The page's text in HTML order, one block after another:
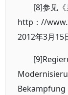
[8]参见
http：//
2012年3月15